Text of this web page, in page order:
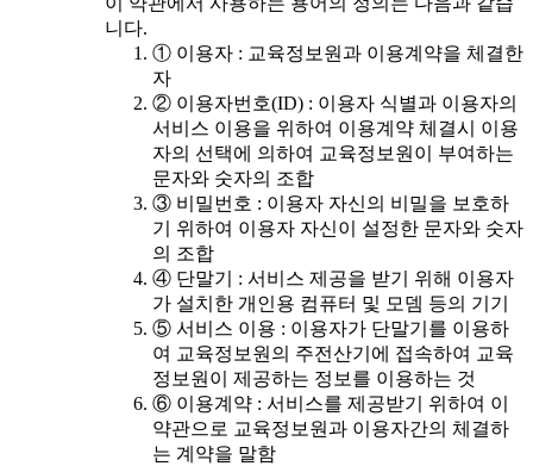
니다.
① 이용자 : 교육정보원과 이용계약을 체결한
자
② 이용자번호(ID) : 이용자 식별과 이용자의
서비스 이용을 위하여 이용계약 체결시 이용
자의 선택에 의하여 교육정보원이 부여하는
문자와 숫자의 조합
③ 비밀번호 : 이용자 자신의 비밀을 보호하
기 위하여 이용자 자신이 설정한 문자와 숫자
의 조합
④ 단말기 : 서비스 제공을 받기 위해 이용자
가 설치한 개인용 컴퓨터 및 모뎀 등의 기기
⑤ 서비스 이용 : 이용자가 단말기를 이용하
여 교육정보원의 주전산기에 접속하여 교육
정보원이 제공하는 정보를 이용하는 것
⑥ 이용계약 : 서비스를 제공받기 위하여 이
약관으로 교육정보원과 이용자간의 체결하
는 계약을 말함